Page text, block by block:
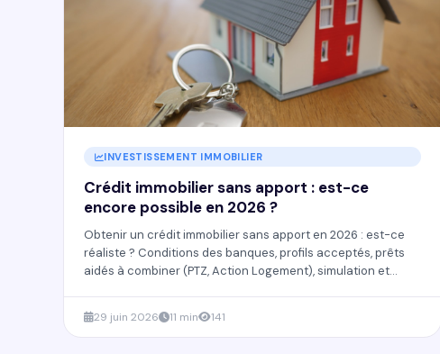
INVESTISSEMENT IMMOBILIER
Crédit immobilier sans apport : est-ce
encore possible en 2026 ?
Obtenir un crédit immobilier sans apport en 2026 : est-ce
réaliste ? Conditions des banques, profils acceptés, prêts
aidés à combiner (PTZ, Action Logement), simulation et
29 juin 2026 11 min 141